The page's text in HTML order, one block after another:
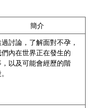
簡介
討論，了解面對不孕，
們內在世界正在發生的
，以及可能會經歷的階